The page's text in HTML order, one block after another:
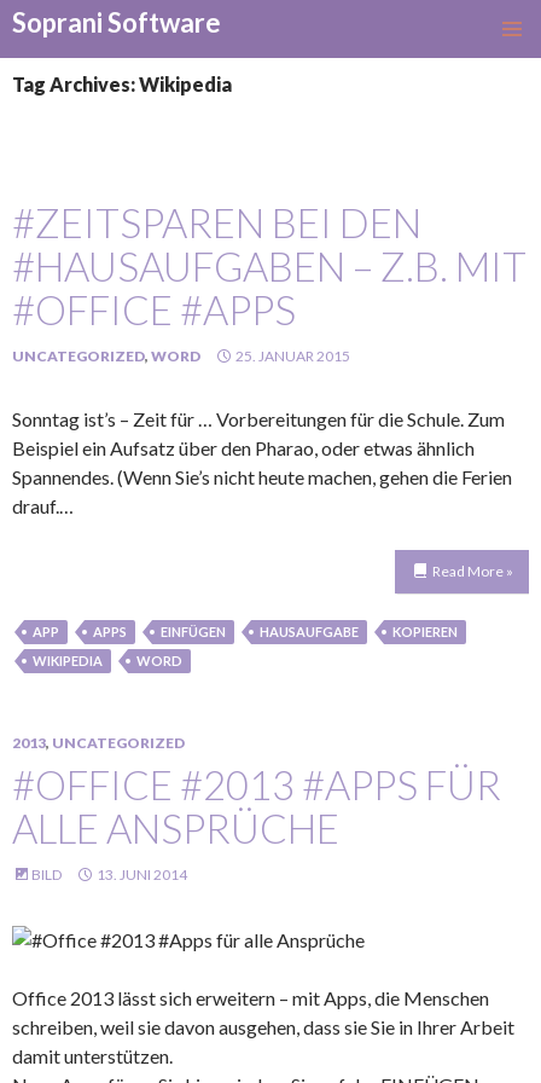
Soprani Software
TO
CONTENT
Tag Archives: Wikipedia
#ZEITSPAREN BEI DEN
#HAUSAUFGABEN – Z.B. MIT
#OFFICE #APPS
UNCATEGORIZED, WORD 25. JANUAR 2015
Sonntag ist’s – Zeit für … Vorbereitungen für die Schule. Zum
Beispiel ein Aufsatz über den Pharao, oder etwas ähnlich
Spannendes. (Wenn Sie’s nicht heute machen, gehen die Ferien
drauf.…
Read More »
APP APPS EINFÜGEN HAUSAUFGABE
KOPIEREN
WIKIPEDIA
WORD
2013, UNCATEGORIZED
#OFFICE #2013 #APPS FÜR
ALLE ANSPRÜCHE
BILD 13. JUNI 2014
Office 2013 lässt sich erweitern – mit Apps, die Menschen
schreiben, weil sie davon ausgehen, dass sie Sie in Ihrer Arbeit
damit unterstützen.